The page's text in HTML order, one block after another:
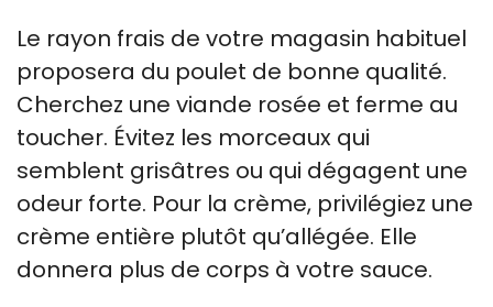
Le rayon frais de votre magasin habituel
proposera du poulet de bonne qualité.
Cherchez une viande rosée et ferme au
toucher. Évitez les morceaux qui
semblent grisâtres ou qui dégagent une
odeur forte. Pour la crème, privilégiez une
crème entière plutôt qu’allégée. Elle
donnera plus de corps à votre sauce.